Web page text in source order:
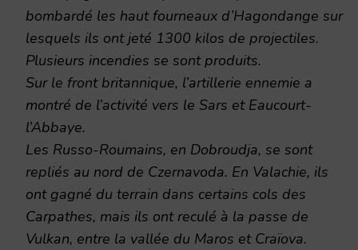
bombardé les haut fourneaux d’Hagondange sur
lesquels ils ont jeté 1300 kilos de projectiles.
Plusieurs incendies se sont produits.
Sur le front britannique, l’artillerie ennemie a
montré de l’activité vers le Sars et Eaucourt-
l’Abbaye.
Les Russo-Roumains, en Dobroudja, se sont
repliés au nord de Czernavoda. En Valachie, ils
ont gagné du terrain dans certains cols des
Carpathes, mais ils ont reculé à la passe de
Vulkan, entre la vallée du Maros et Craïova.